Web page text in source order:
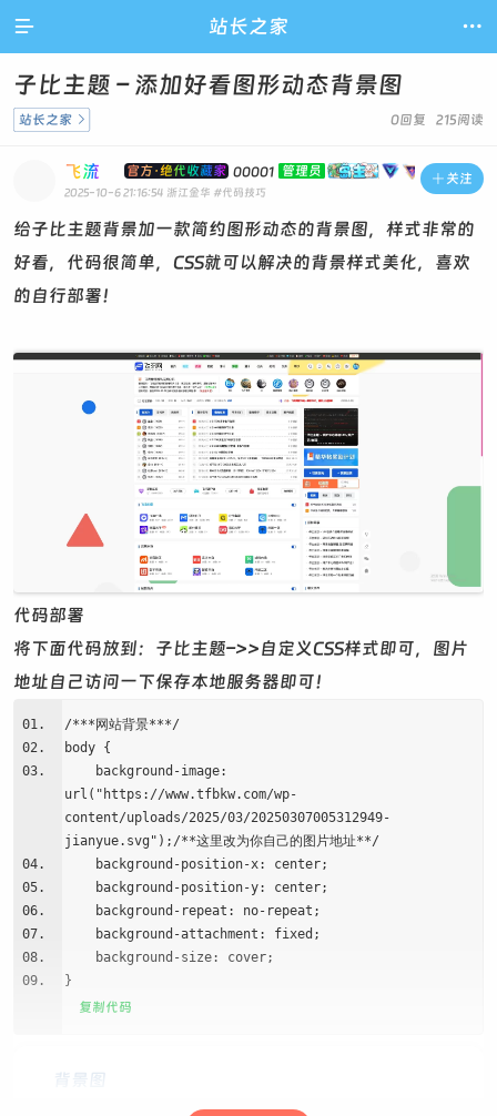
 站长之家 
子比主题 – 添加好看图形动态背景图
0回复 215阅读
站长之家 
 关注
飞流 官方·绝代收藏家 00001 管理员
2025-10-6 21:16:54 浙江金华 #代码技巧
给子比主题背景加一款简约图形动态的背景图，样式非常的
好看，代码很简单，CSS就可以解决的背景样式美化，喜欢
的自行部署！
代码部署
将下面代码放到：子比主题–>>自定义CSS样式即可，图片
地址自己访问一下保存本地服务器即可！
/***网站背景***/
body {
background-image:
url("https://www.tfbkw.com/wp-
content/uploads/2025/03/20250307005312949-
jianyue.svg");/**这里改为你自己的图片地址**/
background-position-x: center;
background-position-y: center;
background-repeat: no-repeat;
background-attachment: fixed;
background-size: cover;
}
复制代码
背景图